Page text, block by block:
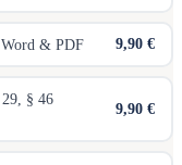
Word & PDF 9,90 €
§ 46
9,90 €